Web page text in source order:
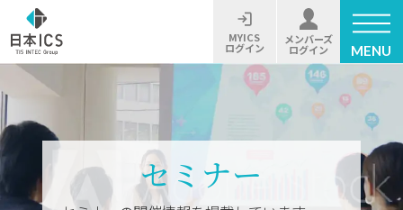
MYICS
ログイン
メンバーズ
ログイン MENU
セミナー